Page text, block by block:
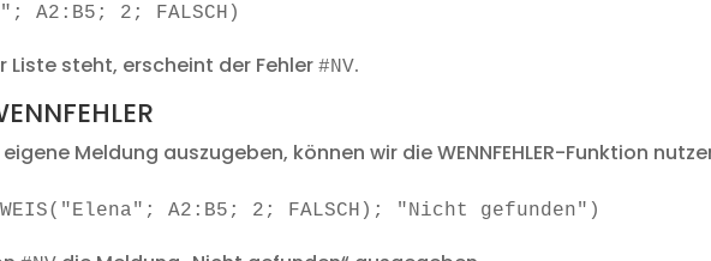
A2:B5; 2; FALSCH)
Liste steht, erscheint der Fehler#NV.
Meldung auszugeben, können wir die WENNFEHLER-Funktion
A2:B5; 2; FALSCH); "Nicht gefunden")